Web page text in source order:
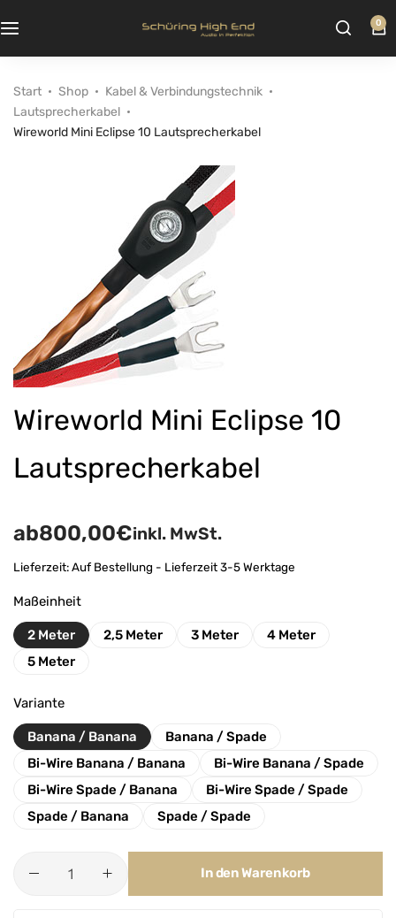
0
Start Shop
Kabel & Verbindungstechnik
Lautsprecherkabel
Wireworld Mini Eclipse 10 Lautsprecherkabel
Wireworld Mini Eclipse 10
Lautsprecherkabel
ab800,00€inkl. MwSt.
Lieferzeit:Auf Bestellung - Lieferzeit 3-5 Werktage
Maßeinheit
2 Meter 2,5 Meter 3 Meter
4 Meter
5 Meter
Variante
Banana / Banana
Banana / Spade
Bi-Wire Banana / Banana
Bi-Wire Banana / Spade
Bi-Wire Spade / Banana
Bi-Wire Spade / Spade
Spade / Banana
Spade / Spade
In den Warenkorb